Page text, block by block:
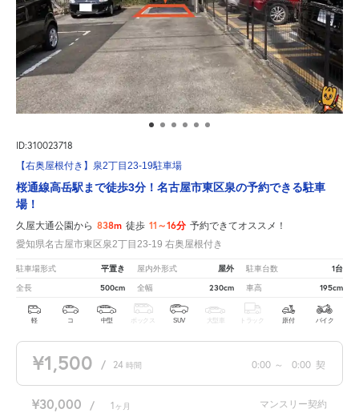
ID:310023718
【右奥屋根付き】泉2丁目23-19駐車場
桜通線高岳駅まで徒歩3分！名古屋市東区泉の予約できる駐車
場！
久屋大通公園から 838m 徒歩 11～16分 予約できてオススメ！
愛知県名古屋市東区泉2丁目23-19 右奥屋根付き
駐車場形式 平置き 屋内外形式 屋外 駐車台数 1台
全長 500cm 全幅 230cm 車高 195cm
軽 コ 中型 ボックス SUV 大型車 トラック 原付 バイク
¥1,500 / 24 時間 0:00 ～ 0:00 契
¥30,000 / 1 ヶ月 マンスリー契約